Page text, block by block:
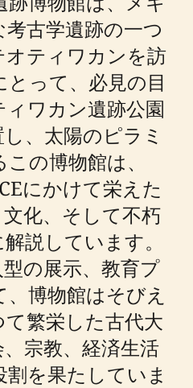
古学遺跡の一つ
ティワカンを訪
って、必見の目
ワカン遺跡公園
、太陽のピラミ
の博物館は、
にかけて栄えた
化、そして不朽
説しています。
の展示、教育プ
博物館はそびえ
繁栄した古代大
宗教、経済生活
を果たしていま